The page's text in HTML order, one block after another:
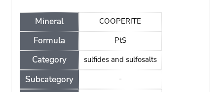
Mineral
Formula
Category
Subcategory
COOPERITE
PtS
sulfides and sulfosalts
-